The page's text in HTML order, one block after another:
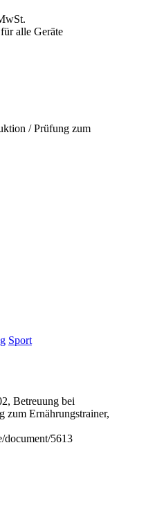
alle Geräte
/ Prüfung zum
Sport
Betreuung bei
zum Ernährungstrainer,
document/5613